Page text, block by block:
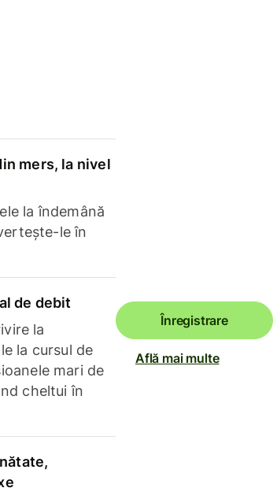
mers, la nivel
la îndemână
le în
de debit
la
la cursul de
mari de
cheltui în
Înregistrare
Află mai multe